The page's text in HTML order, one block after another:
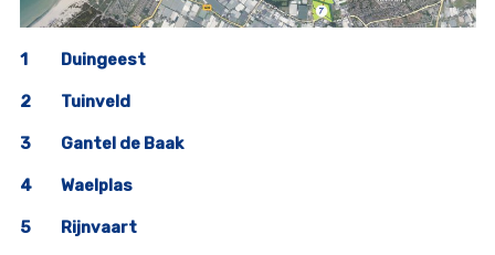
1 Duingeest
2 Tuinveld
3 Gantel de Baak
4 Waelplas
5 Rijnvaart